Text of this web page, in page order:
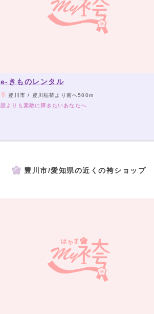
e-きものレンタル
豊川市 / 豊川稲荷より南へ500m
誰よりも素敵に輝きたいあなたへ
豊川市/愛知県の近くの袴ショップ